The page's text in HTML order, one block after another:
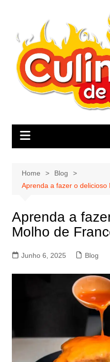
Home
Blog
Aprenda a fazer o
Aprenda a
Molho de
Junho 6, 2025 Blog